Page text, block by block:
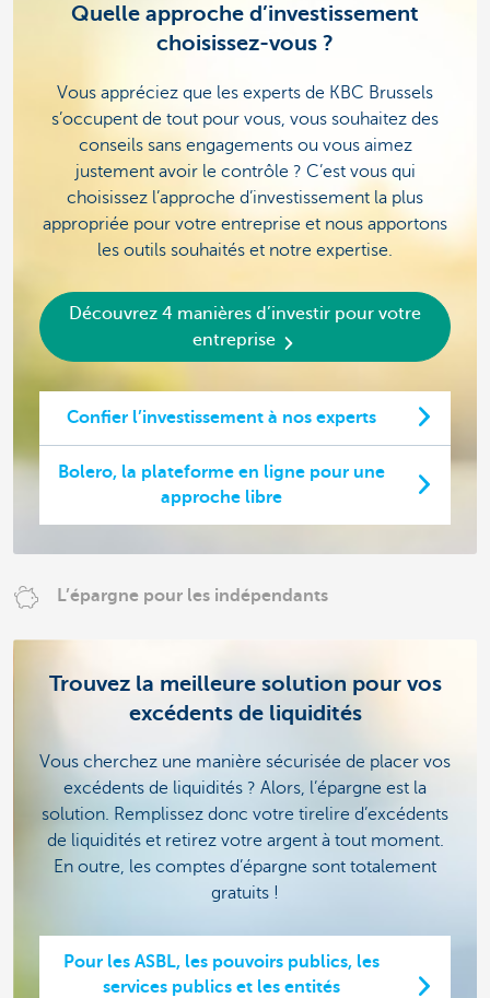
Quelle approche d’investissement
choisissez-vous ?
Vous appréciez que les experts de KBC Brussels
s’occupent de tout pour vous, vous souhaitez des
conseils sans engagements ou vous aimez
justement avoir le contrôle ? C’est vous qui
choisissez l’approche d’investissement la plus
appropriée pour votre entreprise et nous apportons
les outils souhaités et notre expertise.
Découvrez 4 manières d’investir pour votre
entreprise
Confier l’investissement à nos experts
Bolero, la plateforme en ligne pour une
approche libre
L’épargne pour les indépendants
Trouvez la meilleure solution pour vos
excédents de liquidités
Vous cherchez une manière sécurisée de placer vos
excédents de liquidités ? Alors, l’épargne est la
solution. Remplissez donc votre tirelire d’excédents
de liquidités et retirez votre argent à tout moment.
En outre, les comptes d’épargne sont totalement
gratuits !
Pour les ASBL, les pouvoirs publics, les
services publics et les entités